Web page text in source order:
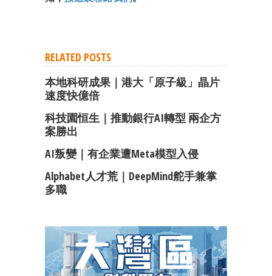
RELATED POSTS
本地科研成果｜港大「原子級」晶片
速度快億倍
科技園恒生｜推動銀行AI轉型 兩企方
案勝出
AI叛變｜有企業遭Meta模型入侵
Alphabet人才荒｜DeepMind舵手兼掌
多職